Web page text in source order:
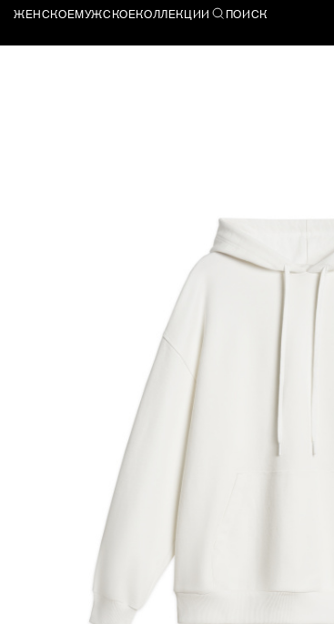
ЖЕНСКОЕМУЖСКОЕКОЛЛЕКЦИИ ПОИСК